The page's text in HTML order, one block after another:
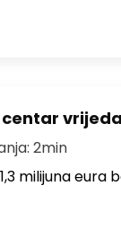
2min
milijuna